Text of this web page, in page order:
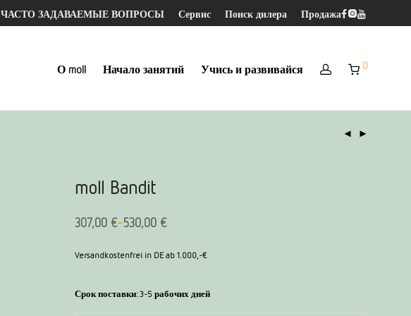
ЧАСТО ЗАДАВАЕМЫЕ ВОПРОСЫ Сервис Поиск дилера Продажа
О moll Начало занятий Учись и развивайся 0
moll Bandit
307,00 €-530,00 €
Versandkostenfrei in DE ab 1.000,-€
Срок поставки:3-5 рабочих дней